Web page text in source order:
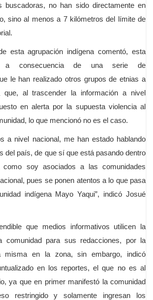
buscadoras, no han sido directamente en
sino al menos a 7 kilómetros del límite de
esta agrupación indígena comentó, esta
a consecuencia de una serie de
le han realizado otros grupos de etnias a
que, al trascender la información a nivel
en alerta por la supuesta violencia al
lo que mencionó no es el caso.
a nivel nacional, me han estado hablando
del país, de que sí que está pasando dentro
como soy asociados a las comunidades
pues se ponen atentos a lo que pasa
indígena Mayo Yaqui”, indicó Josué
que medios informativos utilicen la
comunidad para sus redacciones, por la
misma en la zona, sin embargo, indicó
en los reportes, el que no es al
ya que en primer manifestó la comunidad
restringido y solamente ingresan los